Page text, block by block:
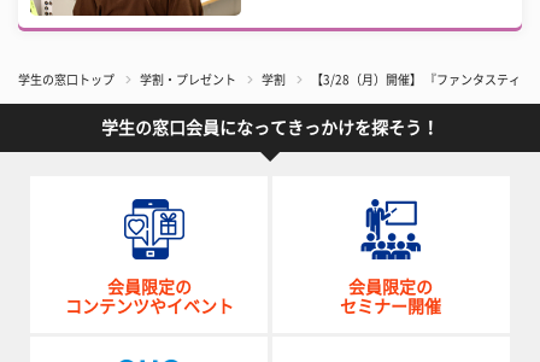
学生の窓口トップ 学割・プレゼント 学割 【3/28（月）開催】 『ファンタスティ
学生の窓口会員になってきっかけを探そう！
会員限定の
コンテンツやイベント
会員限定の
セミナー開催